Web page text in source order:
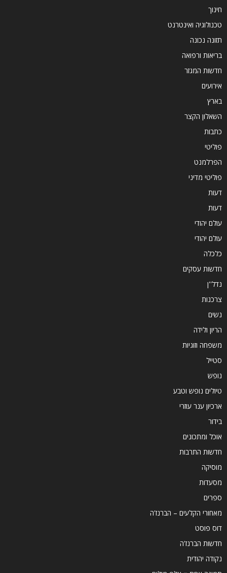
חינוך
טכנולוגיה ואינטרנט
תזונה נכונה
בריאות ורפואה
חדשות המגזר
אירועים
בארץ
השאלון הקצר
כתבות
פוליטי
הפרלמנט
פוליטי מדיני
דעות
דעות
עולם יהודי
עולם יהודי
כלכלה
חדשות עסקים
נדל''ן
צרכנות
נשים
הריון ולידה
משפחה וזוגיות
סטייל
נופש
טיולים נופש וטבע
ארכיון ענר עוזרי
בידור
אוכל ומתכונים
חדשות התרבות
מוסיקה
מסעדות
ספרים
מאחורי הקלעים – הברנז'ה
דוס פוסט
חדשות הברנז'ה
נקודה יהודית